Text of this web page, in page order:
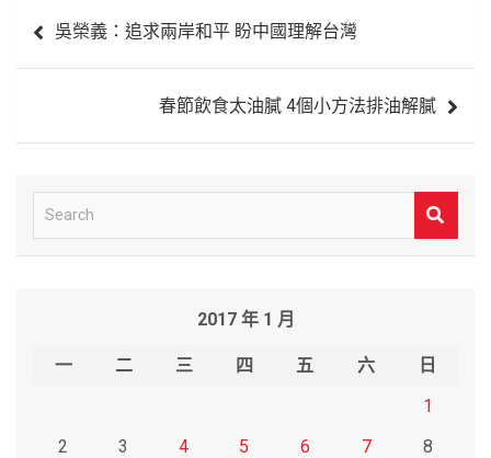
章
吳榮義：追求兩岸和平 盼中國理解台灣
春節飲食太油膩 4個小方法排油解膩
e
2017 年 1 月
一 二 三 四 五 六
日
1
2
3 4 5 6 7
8